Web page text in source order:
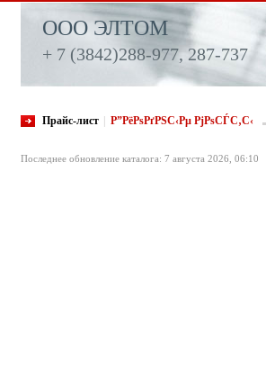
ООО ЭЛТОМ
+ 7 (3842)288-977, 287-737
Прайс-лист Р”РёРѕРґРЅС‹Рµ РјРѕСЃС‚С‹
Последнее обновление каталога: 7 августа 2026, 06:10